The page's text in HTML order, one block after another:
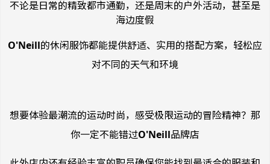
不论是日常的精致都市通勤，还是周末的户外活动，甚至是
海边度假
O'Neill的休闲服饰都能提供舒适、实用的搭配方案，轻松应
对不同的天气和环境
想要体验最潮流的运动时尚，感受极限运动的冒险精神？那
你一定不能错过O'Neill品牌店